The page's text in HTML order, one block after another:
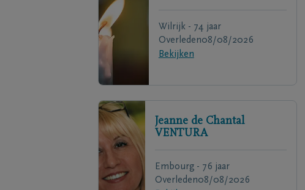
Wilrijk - 74 jaar
Overleden08/08/2026
Bekijken
Jeanne de Chantal
VENTURA
Embourg - 76 jaar
Overleden08/08/2026